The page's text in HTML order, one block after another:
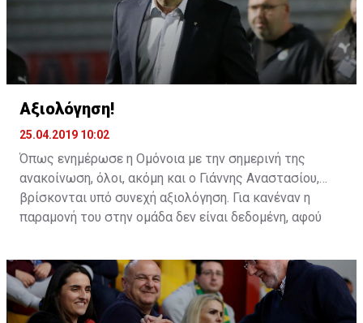
Αξιολόγηση!
25.04.2019 10:02
Όπως ενημέρωσε η Ομόνοια με την σημερινή της
ανακοίνωση, όλοι, ακόμη και ο Γιάννης Αναστασίου,
βρίσκονται υπό συνεχή αξιολόγηση. Για κανέναν η
παραμονή του στην ομάδα δεν είναι δεδομένη, αφού